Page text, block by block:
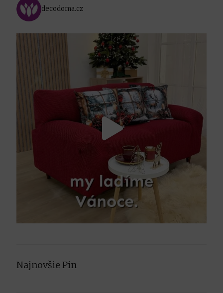
decodoma.cz
Najnovšie Pin